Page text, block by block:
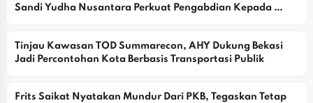
Sandi Yudha Nusantara Perkuat Pengabdian Kepada
Tinjau Kawasan TOD Summarecon, AHY Dukung Bekasi
Jadi Percontohan Kota Berbasis Transportasi Publik
Frits Saikat Nyatakan Mundur Dari PKB, Tegaskan Tetap